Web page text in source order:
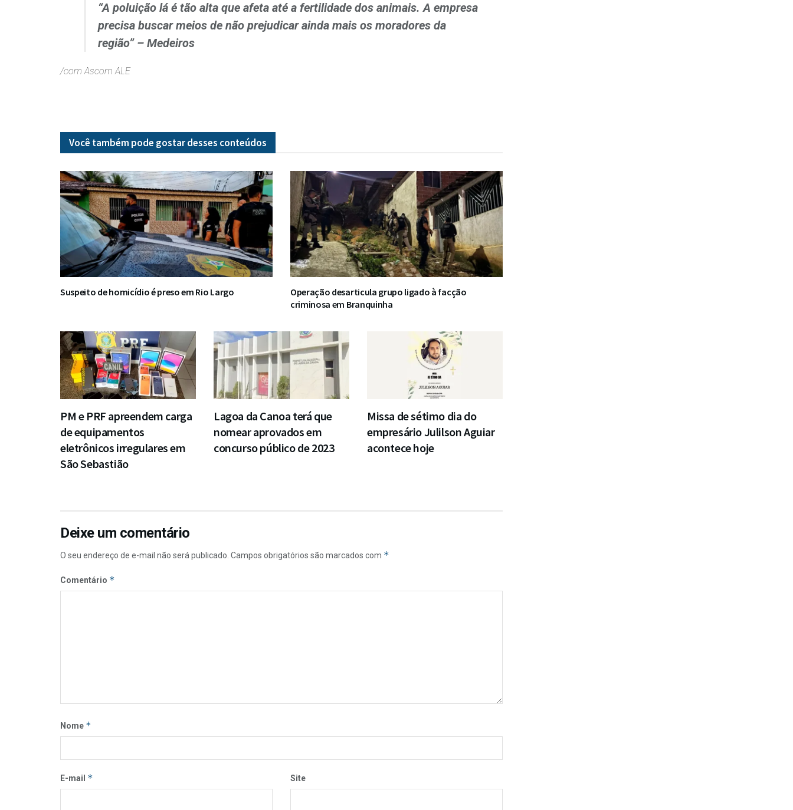
“A poluição lá é tão alta que afeta até a fertilidade dos animais. A empresa
precisa buscar meios de não prejudicar ainda mais os moradores da
região” – Medeiros
/com Ascom ALE
Você também pode gostar desses conteúdos
Suspeito de homicídio é preso em Rio Largo
Operação desarticula grupo ligado à facção
criminosa em Branquinha
PM e PRF apreendem carga
de equipamentos
eletrônicos irregulares em
São Sebastião
Lagoa da Canoa terá que
nomear aprovados em
concurso público de 2023
Missa de sétimo dia do
empresário Julilson Aguiar
acontece hoje
Deixe um comentário
O seu endereço de e-mail não será publicado. Campos obrigatórios são marcados com *
Comentário *
Nome *
E-mail * Site